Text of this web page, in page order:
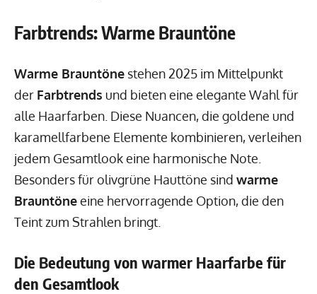
Farbtrends: Warme Brauntöne
Warme Brauntöne stehen 2025 im Mittelpunkt
der Farbtrends und bieten eine elegante Wahl für
alle Haarfarben. Diese Nuancen, die goldene und
karamellfarbene Elemente kombinieren, verleihen
jedem Gesamtlook eine harmonische Note.
Besonders für olivgrüne Hauttöne sind warme
Brauntöneeine hervorragende Option, die den
Teint zum Strahlen bringt.
Die Bedeutung von warmer Haarfarbe für
den Gesamtlook